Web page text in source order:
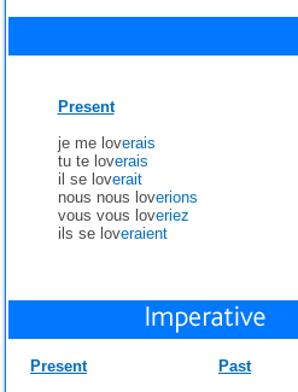
Present
je me loverais
tu te loverais
il se loverait
nous nous loverions
vous vous loveriez
ils se loveraient
Present
Past